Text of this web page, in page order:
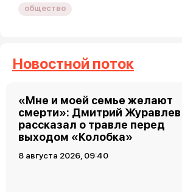
общество
Новостной поток
«Мне и моей семье желают
смерти»: Дмитрий Журавлев
рассказал о травле перед
выходом «Колобка»
8 августа 2026, 09:40